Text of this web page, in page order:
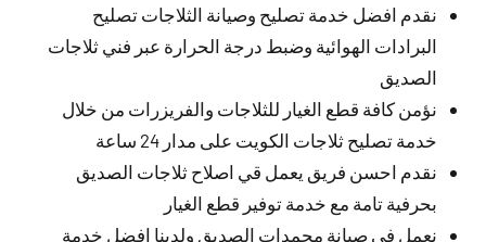
نقدم افضل خدمة تصليح وصيانة الثلاجات تصليح
البرادات الهوائية وضبط درجة الحرارة عبر فني ثلاجات
الصديق
نؤمن كافة قطع الغيار للثلاجات والفريزرات من خلال
خدمة تصليح ثلاجات الكويت على مدار 24 ساعة
نقدم احسن فريق يعمل قي اصلاح ثلاجات الصديق
بحرفية تامة مع خدمة توفير قطع الغيار
نعمل في صيانة مجمدات الصديق ولدينا افضل خدمة